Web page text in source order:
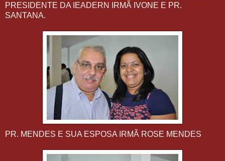
PRESIDENTE DA IEADERN IRMÃ IVONE E PR.
SANTANA.
PR. MENDES E SUA ESPOSA IRMÃ ROSE MENDES